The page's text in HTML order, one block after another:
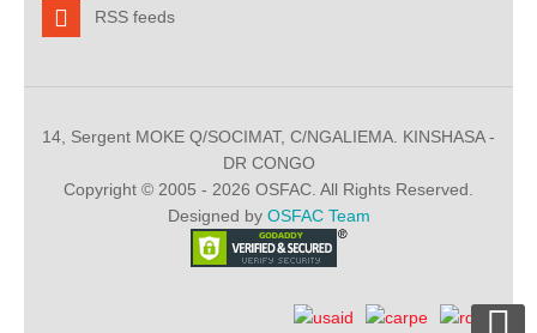
RSS feeds
14, Sergent MOKE Q/SOCIMAT, C/NGALIEMA. KINSHASA -
DR CONGO
Copyright © 2005 - 2026 OSFAC. All Rights Reserved.
Designed by OSFAC Team